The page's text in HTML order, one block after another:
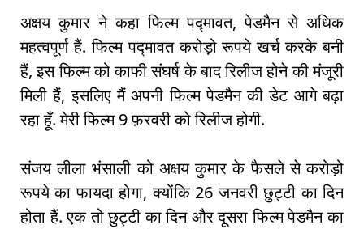
अक्षय कुमार ने कहा फिल्म पद्मावत, पेडमैन से अधिक
महत्वपूर्ण हैं. फिल्म पद्मावत करोड़ो रूपये खर्च करके बनी
हैं, इस फिल्म को काफी संघर्ष के बाद रिलीज होने की मंजूरी
मिली हैं, इसलिए मैं अपनी फिल्म पेडमैन की डेट आगे बढ़ा
रहा हूँ. मेरी फिल्म 9 फ़रवरी को रिलीज होगी.
संजय लीला भंसाली को अक्षय कुमार के फैसले से करोड़ो
रूपये का फायदा होगा, क्योंकि 26 जनवरी छुट्टी का दिन
होता हैं. एक तो छुट्टी का दिन और दूसरा फिल्म पेडमैन का